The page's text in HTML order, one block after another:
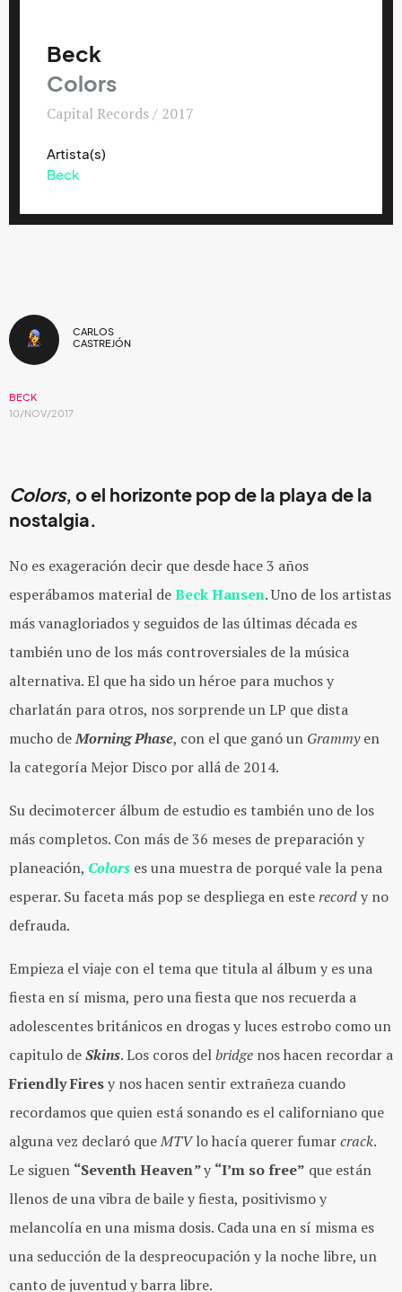
Beck
Colors
Capital Records / 2017
Artista(s)
Beck
CARLOS
CASTREJÓN
BECK
10/NOV/2017
Colors, o el horizonte pop de la playa de la
nostalgia.
No es exageración decir que desde hace 3 años
esperábamos material deBeck Hansen. Uno de los artistas
más vanagloriados y seguidos de las últimas década es
también uno de los más controversiales de la música
alternativa. El que ha sido un héroe para muchos y
charlatán para otros, nos sorprende un LP que dista
mucho deMorning Phase, con el que ganó un Grammyen
la categoría Mejor Disco por allá de 2014.
Su decimotercer álbum de estudio es también uno de los
más completos. Con más de 36 meses de preparación y
planeación, Colors es una muestra de porqué vale la pena
esperar. Su faceta más pop se despliega en esterecordy no
defrauda.
Empieza el viaje con el tema que titula al álbum y es una
fiesta en sí misma, pero una fiesta que nos recuerda a
adolescentes británicos en drogas y luces estrobo como un
capitulo deSkins. Los coros delbridge nos hacen recordar a
Friendly Firesy nos hacen sentir extrañeza cuando
recordamos que quien está sonando es el californiano que
alguna vez declaró queMTVlo hacía querer fumarcrack.
Le siguen “Seventh Heaven”y “I’m so free” que están
llenos de una vibra de baile y fiesta, positivismo y
melancolía en una misma dosis. Cada una en sí misma es
una seducción de la despreocupación y la noche libre, un
canto de juventud y barra libre.